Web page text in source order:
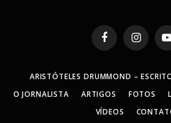
Facebook
ARISTÓTELES DRUMMOND –
O JORNALISTA
ARTIGOS FOTOS
VÍDEOS